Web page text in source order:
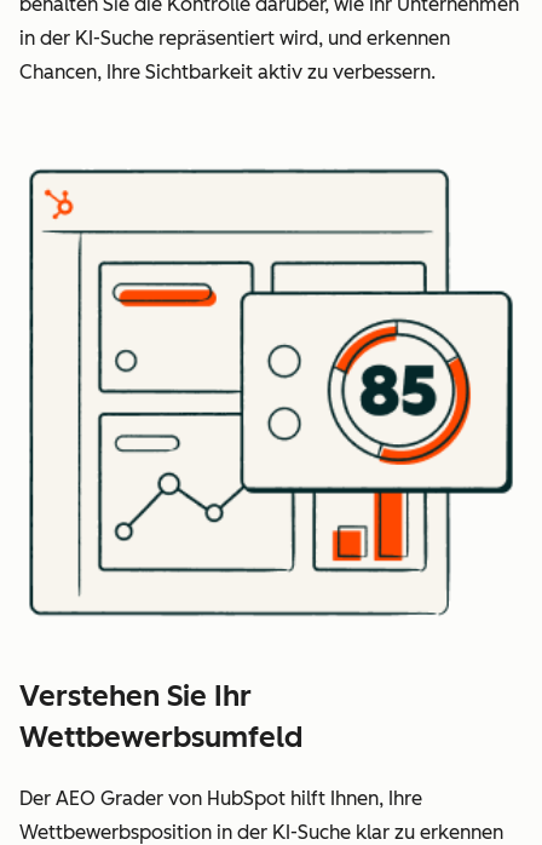
in der KI-Suche repräsentiert wird, und erkennen
Chancen, Ihre Sichtbarkeit aktiv zu verbessern.
Verstehen Sie Ihr
Wettbewerbsumfeld
Der AEO Grader von HubSpot hilft Ihnen, Ihre
Wettbewerbsposition in der KI-Suche klar zu erkennen